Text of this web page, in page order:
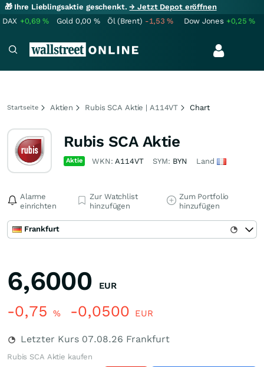
🎁 Ihre Lieblingsaktie geschenkt.→ Jetzt Depot eröffnen
DAX +0,69% Gold 0,00 % Öl (Brent) -1,53% Dow Jones +0,25%
Startseite Aktien Rubis SCA Aktie | A114VT Chart
Rubis SCA Aktie
Aktie WKN:A114VT SYM: BYN Land
Alarme
einrichten
Zur Watchlist
hinzufügen
Zum Portfolio
hinzufügen
Frankfurt
6,6000 EUR
-0,75 % -0,0500 EUR
Letzter Kurs 07.08.26 Frankfurt
Rubis SCA Aktie kaufen